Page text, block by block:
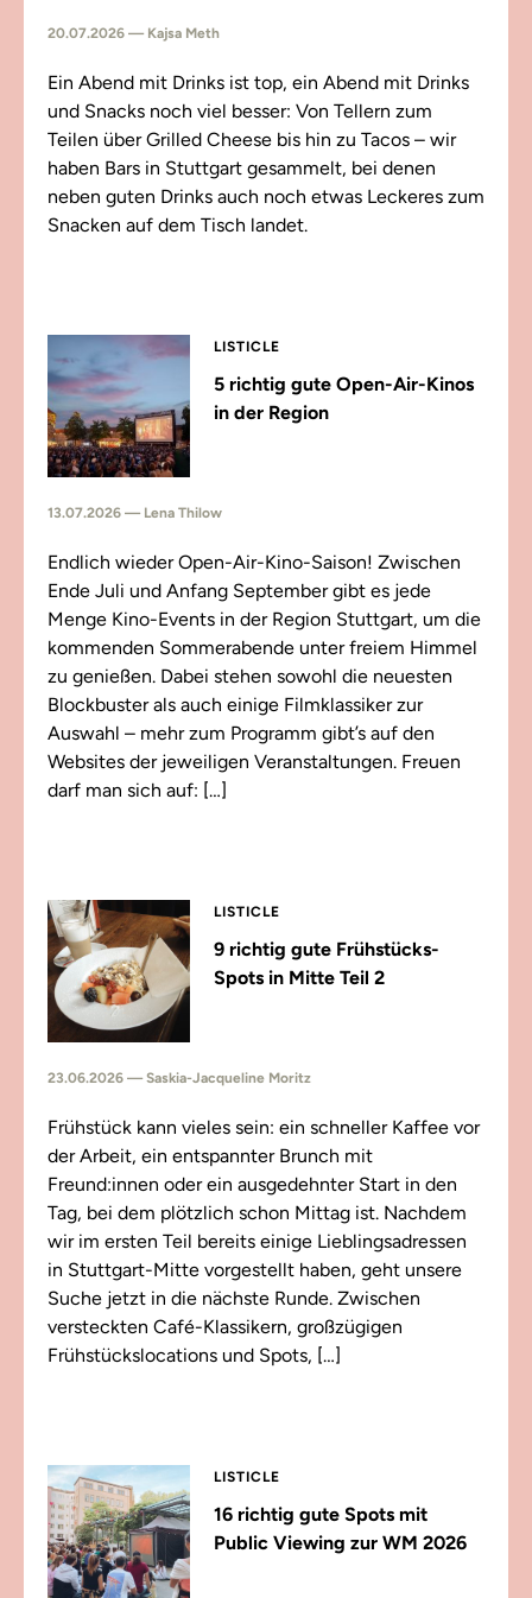
20.07.2026 — Kajsa Meth
Ein Abend mit Drinks ist top, ein Abend mit Drinks
und Snacks noch viel besser: Von Tellern zum
Teilen über Grilled Cheese bis hin zu Tacos – wir
haben Bars in Stuttgart gesammelt, bei denen
neben guten Drinks auch noch etwas Leckeres zum
Snacken auf dem Tisch landet.
LISTICLE
5 richtig gute Open-Air-Kinos
in der Region
13.07.2026 — Lena Thilow
Endlich wieder Open-Air-Kino-Saison! Zwischen
Ende Juli und Anfang September gibt es jede
Menge Kino-Events in der Region Stuttgart, um die
kommenden Sommerabende unter freiem Himmel
zu genießen. Dabei stehen sowohl die neuesten
Blockbuster als auch einige Filmklassiker zur
Auswahl – mehr zum Programm gibt’s auf den
Websites der jeweiligen Veranstaltungen. Freuen
darf man sich auf: […]
LISTICLE
9 richtig gute Frühstücks-
Spots in Mitte Teil 2
23.06.2026 — Saskia-Jacqueline Moritz
Frühstück kann vieles sein: ein schneller Kaffee vor
der Arbeit, ein entspannter Brunch mit
Freund:innen oder ein ausgedehnter Start in den
Tag, bei dem plötzlich schon Mittag ist. Nachdem
wir im ersten Teil bereits einige Lieblingsadressen
in Stuttgart-Mitte vorgestellt haben, geht unsere
Suche jetzt in die nächste Runde. Zwischen
versteckten Café-Klassikern, großzügigen
Frühstückslocations und Spots, […]
LISTICLE
16 richtig gute Spots mit
Public Viewing zur WM 2026